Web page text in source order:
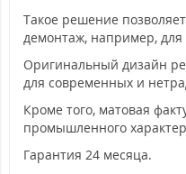
Такое решение
демонтаж, например, для
Оригинальный дизайн
для современных и
Кроме того, матовая
промышленного
Гарантия 24 месяца.